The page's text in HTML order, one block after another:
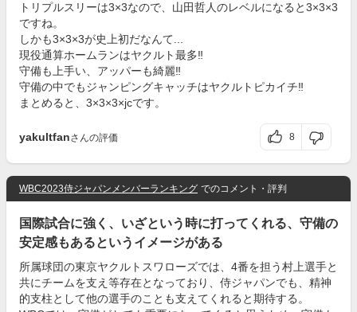
トリプルスリーは3×3なので、山田哲人のレベルになると3×3×3
ですね。
しかも3×3×3が史上初だなんて...
現役通算ホームランはヤクルト最多‼︎
守備も上手い、アッパーも綺麗‼︎
守備の中でもジャンピングキャッチはヤクルトピカイチ‼︎
まとめると、3×3×3×jcです。
yakultfanさんの評価 8
WBC2023侍ジャパンメンバーランキング でのコメント・評判
国際試合に強く、いざという時に打ってくれる、守備の
安定感もあるというイメージがある
所属球団の東京ヤクルトスワローズでは、4番を担う村上選手と
共にチームを支え等存在となっており、侍ジャパンでも、精神
的支柱として他の選手のことも支えてくれると期待する。